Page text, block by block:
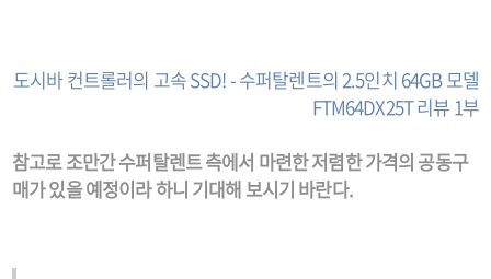
도시바 컨트롤러의 고속 SSD! - 수퍼탈렌트의 2.5인치 64GB 모델
FTM64DX25T 리뷰 1부
참고로 조만간 수퍼탈렌트 측에서 마련한 저렴한 가격의 공동구
매가 있을 예정이라 하니 기대해 보시기 바란다.